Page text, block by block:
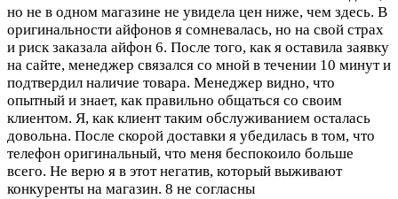
но не в одном магазине не увидела цен ниже, чем здесь. В
оригинальности айфонов я сомневалась, но на свой страх
и риск заказала айфон 6. После того, как я оставила заявку
на сайте, менеджер связался со мной в течении 10 минут и
подтвердил наличие товара. Менеджер видно, что
опытный и знает, как правильно общаться со своим
клиентом. Я, как клиент таким обслуживанием осталась
довольна. После скорой доставки я убедилась в том, что
телефон оригинальный, что меня беспокоило больше
всего. Не верю я в этот негатив, который выживают
конкуренты на магазин. 8 не согласны